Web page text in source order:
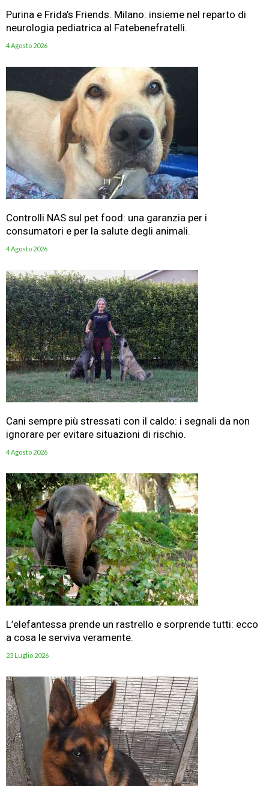
Purina e Frida’s Friends. Milano: insieme nel reparto di
neurologia pediatrica al Fatebenefratelli.
4 Agosto 2026
Controlli NAS sul pet food: una garanzia per i
consumatori e per la salute degli animali.
4 Agosto 2026
Cani sempre più stressati con il caldo: i segnali da non
ignorare per evitare situazioni di rischio.
4 Agosto 2026
L’elefantessa prende un rastrello e sorprende tutti: ecco
a cosa le serviva veramente.
23 Luglio 2026